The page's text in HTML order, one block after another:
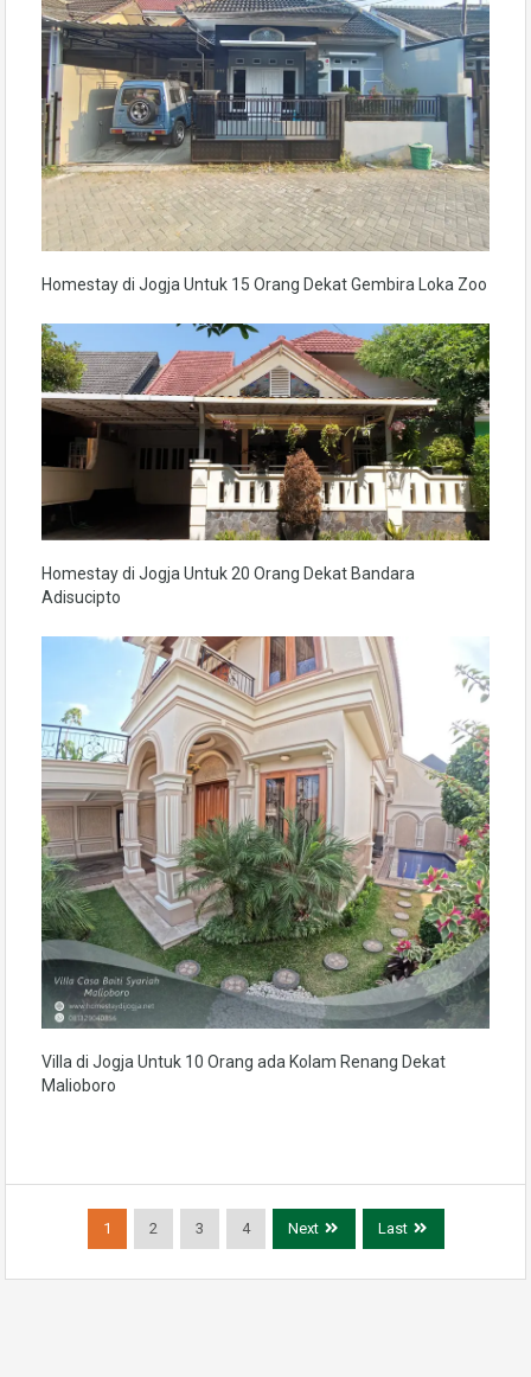
Homestay di Jogja Untuk 15 Orang Dekat Gembira Loka Zoo
Homestay di Jogja Untuk 20 Orang Dekat Bandara
Adisucipto
Villa di Jogja Untuk 10 Orang ada Kolam Renang Dekat
Malioboro
1 2 3 4 Next Last